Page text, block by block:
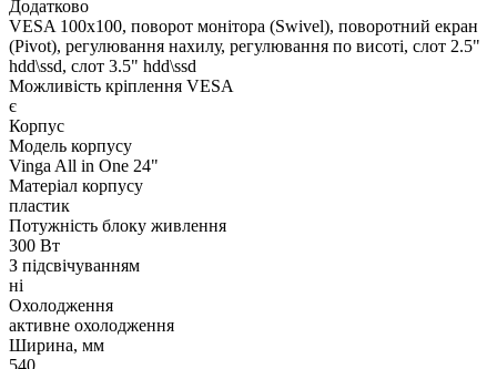
Додатково
VESA 100x100, поворот монітора (Swivel), поворотний екран
(Pivot), регулювання нахилу, регулювання по висоті, слот 2.5"
hdd\ssd, слот 3.5" hdd\ssd
Можливість кріплення VESA
є
Корпус
Модель корпусу
Vinga All in One 24"
Матеріал корпусу
пластик
Потужність блоку живлення
300 Вт
З підсвічуванням
ні
Охолодження
активне охолодження
Ширина, мм